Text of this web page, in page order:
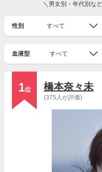
＼男女別・年代別な
性別 すべて
血液型 すべて
1位 橋本奈々未
(375人が評価)